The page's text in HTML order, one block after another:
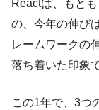
Reactは、もと
の、今年の伸び
レームワークの
落ち着いた印象
この1年で、3つ